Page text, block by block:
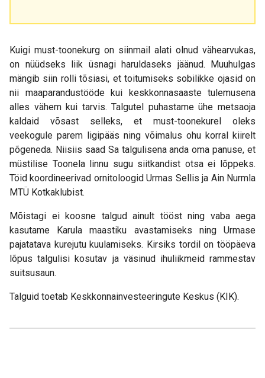
Kuigi must-toonekurg on siinmail alati olnud vähearvukas,
on nüüdseks liik üsnagi haruldaseks jäänud. Muuhulgas
mängib siin rolli tõsiasi, et toitumiseks sobilikke ojasid on
nii maaparandustööde kui keskkonnasaaste tulemusena
alles vähem kui tarvis. Talgutel puhastame ühe metsaoja
kaldaid võsast selleks, et must-toonekurel oleks
veekogule parem ligipääs ning võimalus ohu korral kiirelt
põgeneda. Niisiis saad Sa talgulisena anda oma panuse, et
müstilise Toonela linnu sugu siitkandist otsa ei lõppeks.
Töid koordineerivad ornitoloogid Urmas Sellis ja Ain Nurmla
MTÜ Kotkaklubist.
Mõistagi ei koosne talgud ainult tööst ning vaba aega
kasutame Karula maastiku avastamiseks ning Urmase
pajatatava kurejutu kuulamiseks. Kirsiks tordil on tööpäeva
lõpus talgulisi kosutav ja väsinud ihuliikmeid rammestav
suitsusaun.
Talguid toetab Keskkonnainvesteeringute Keskus (KIK).